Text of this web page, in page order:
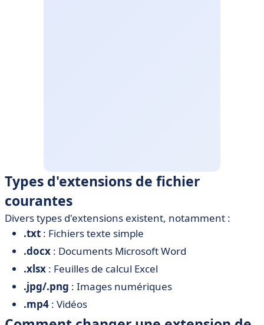
Types d'extensions de fichier
courantes
Divers types d'extensions existent, notamment :
.txt : Fichiers texte simple
.docx : Documents Microsoft Word
.xlsx : Feuilles de calcul Excel
.jpg/.png : Images numériques
.mp4 : Vidéos